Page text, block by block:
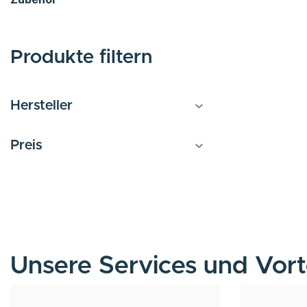
Produkte filtern
Hersteller
Preis
Unsere Services und